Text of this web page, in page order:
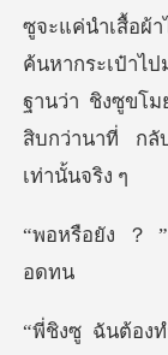
ค้นหากระเป๋าไ
ฐานว่า ชิงซูขโม